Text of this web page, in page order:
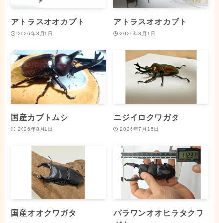
アトラスオオカブト
2026年8月1日
アトラスオオカブト
2026年8月1日
国産カブトムシ
2026年8月1日
ニジイロクワガタ
2026年7月15日
国産オオクワガタ
パラワンオオヒラタクワ